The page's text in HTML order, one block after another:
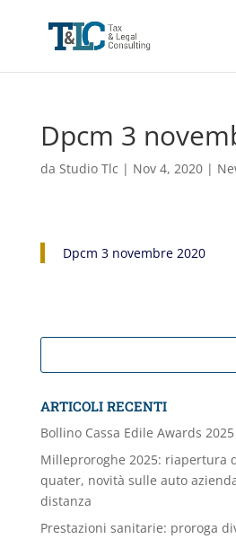
Dpcm 3
da Studio Tlc | Nov 4, 2020|
Dpcm 3 novembre 2020
ARTICOLI RECENTI
Bollino Cassa Edile Awards 2025
Milleproroghe 2025: riapertura
quater, novità sulle auto
distanza
Prestazioni sanitarie: proroga